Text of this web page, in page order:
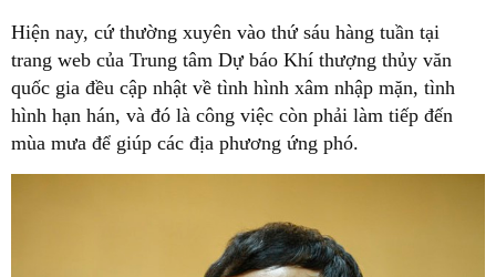
Hiện nay, cứ thường xuyên vào thứ sáu hàng tuần tại
trang web của Trung tâm Dự báo Khí thượng thủy văn
quốc gia đều cập nhật về tình hình xâm nhập mặn, tình
hình hạn hán, và đó là công việc còn phải làm tiếp đến
mùa mưa để giúp các địa phương ứng phó.